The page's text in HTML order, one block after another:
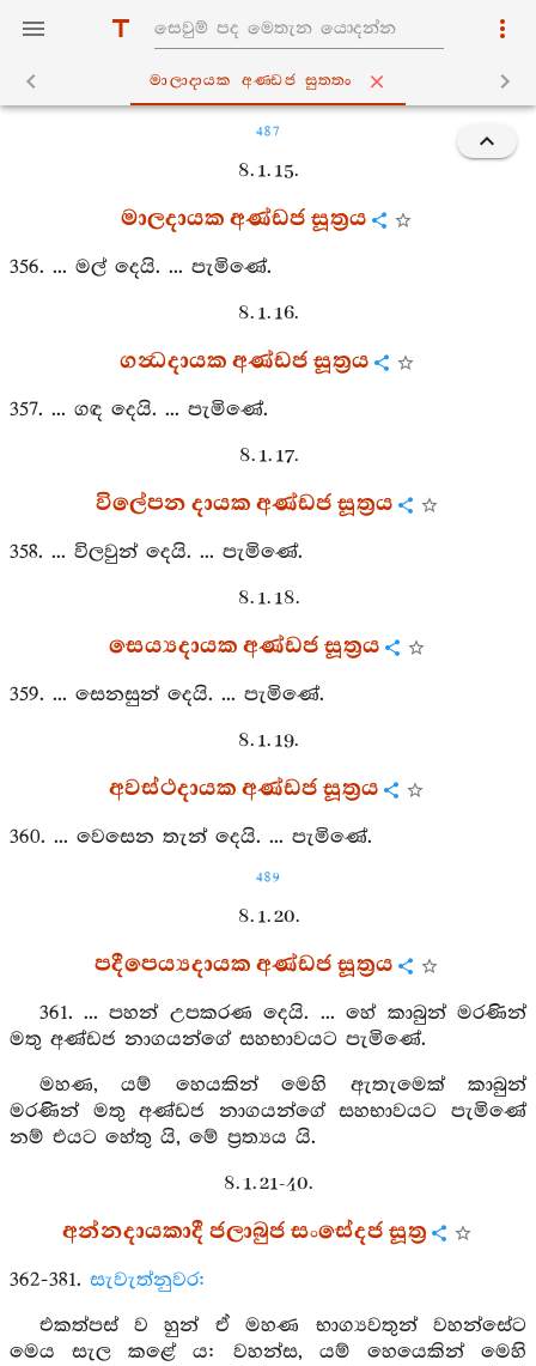
මාලාදායක අණ‍්ඩජ සුත‍්තං
487
8. 1. 15.
මාලදායක අණ්ඩජ සූත්‍රය
356. ... මල් දෙයි. ... පැමිණේ.
8. 1. 16.
ගන්‍ධදායක අණ්ඩජ සූත්‍රය
357. ... ගඳ දෙයි. ... පැමිණේ.
8. 1. 17.
විලේපන දායක අණ්ඩජ සූත්‍රය
358. ... විලවුන් දෙයි. ... පැමිණේ.
8. 1. 18.
සෙය්‍යදායක අණ්ඩජ සූත්‍රය
359. ... සෙනසුන් දෙයි. ... පැමිණේ.
8. 1. 19.
අවස්ථදායක අණ්ඩජ සූත්‍රය
360. ... වෙසෙන තැන් දෙයි. ... පැමිණේ.
489
8. 1. 20.
පදීපෙය්‍යදායක අණ්ඩජ සූත්‍රය
361. ... පහන් උපකරණ දෙයි. ... හේ කාබුන් මරණින්
මතු අණ්ඩජ නාගයන්ගේ සහභාවයට පැමිණේ.
මහණ, යම් හෙයකින් මෙහි ඇතැමෙක් කාබුන්
මරණින් මතු අණ්ඩජ නාගයන්ගේ සහභාවයට පැමිණේ
නම් එයට හේතු යි, මේ ප්‍රත්‍යය යි.
8. 1. 21-40.
අන්නදායකාදී ජලාබුජ සංසේදජ සූත්‍ර
362-381. සැවැත්නුවර:
එකත්පස් ව හුන් ඒ මහණ භාග්‍යවතුන් වහන්සේට
මෙය සැල කළේ ය: වහන්ස, යම් හෙයෙකින් මෙහි